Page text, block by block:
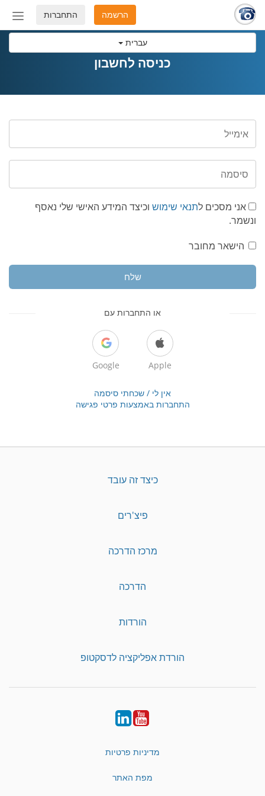
עברית
מצב
התחברות הרשמה
כניסה לחשבון
אני מסכים לתנאי שימוש וכיצד המידע האישי שלי נאסף
ונשמר.
הישאר מחובר
שלח
או התחברות עם
Apple
Google
אין לי / שכחתי סיסמה
התחברות באמצעות פרטי פגישה
כיצד זה עובד
פיצ'רים
מרכז הדרכה
הדרכה
הורדות
הורדת אפליקציה לדסקטופ
YouTube
LinkedIn
מדיניות פרטיות
מפת האתר